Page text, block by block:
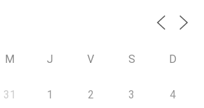
M J V S D
31 1 2 3 4